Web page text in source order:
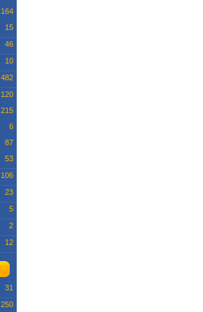
164
15
46
10
482
120
215
6
87
53
106
23
5
2
12
31
250